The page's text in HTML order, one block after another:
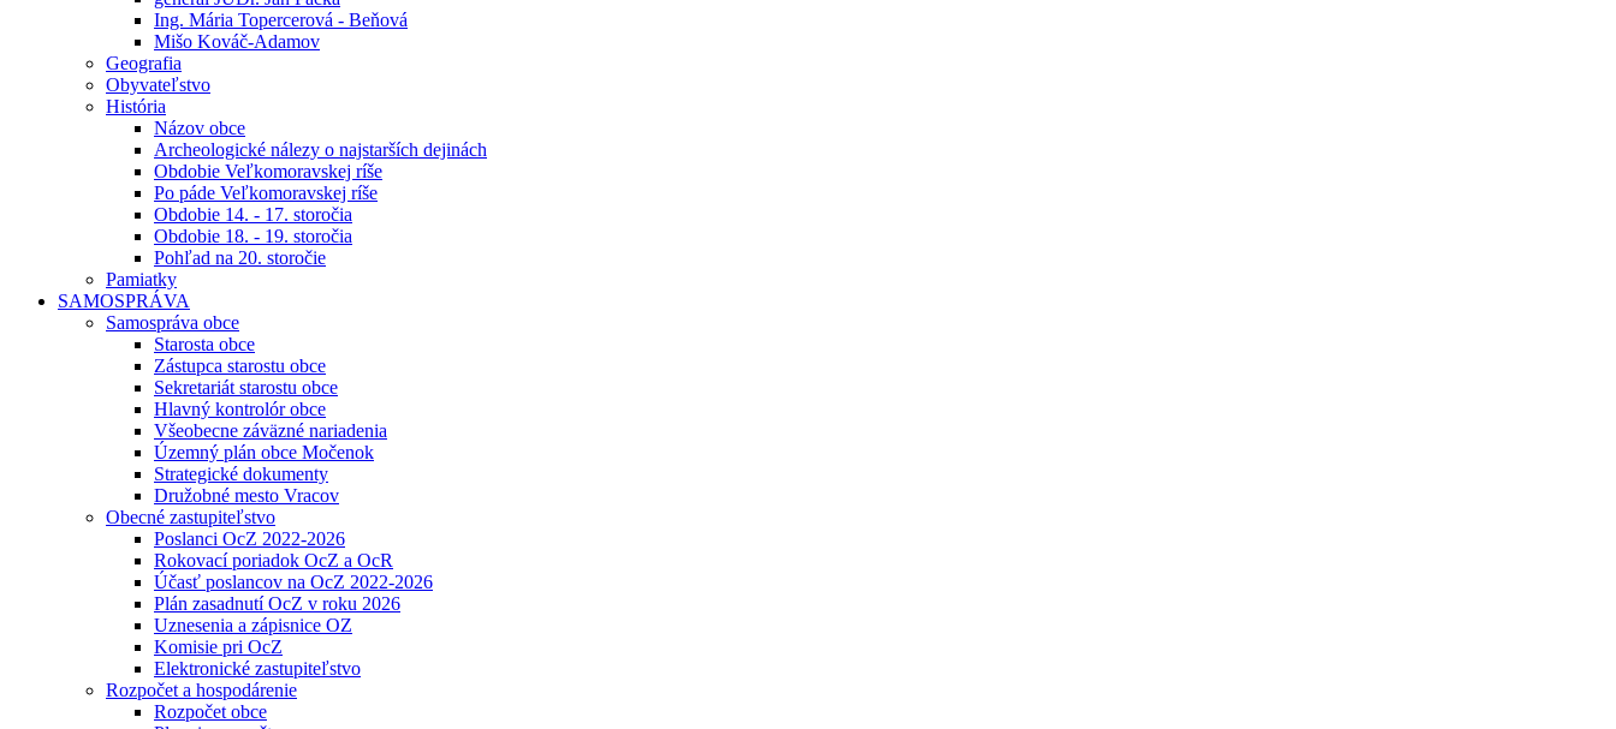
Ing. Mária Topercerová - Beňová
Mišo Kováč-Adamov
Geografia
Obyvateľstvo
História
Názov obce
Archeologické nálezy o najstarších dejinách
Obdobie Veľkomoravskej ríše
Po páde Veľkomoravskej ríše
Obdobie 14. - 17. storočia
Obdobie 18. - 19. storočia
Pohľad na 20. storočie
Pamiatky
SAMOSPRÁVA
Samospráva obce
Starosta obce
Zástupca starostu obce
Sekretariát starostu obce
Hlavný kontrolór obce
Všeobecne záväzné nariadenia
Územný plán obce Močenok
Strategické dokumenty
Družobné mesto Vracov
Obecné zastupiteľstvo
Poslanci OcZ 2022-2026
Rokovací poriadok OcZ a OcR
Účasť poslancov na OcZ 2022-2026
Plán zasadnutí OcZ v roku 2026
Uznesenia a zápisnice OZ
Komisie pri OcZ
Elektronické zastupiteľstvo
Rozpočet a hospodárenie
Rozpočet obce